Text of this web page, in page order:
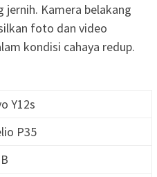
jernih. Kamera belakang
foto dan video
kondisi cahaya redup.
Y12s
P35